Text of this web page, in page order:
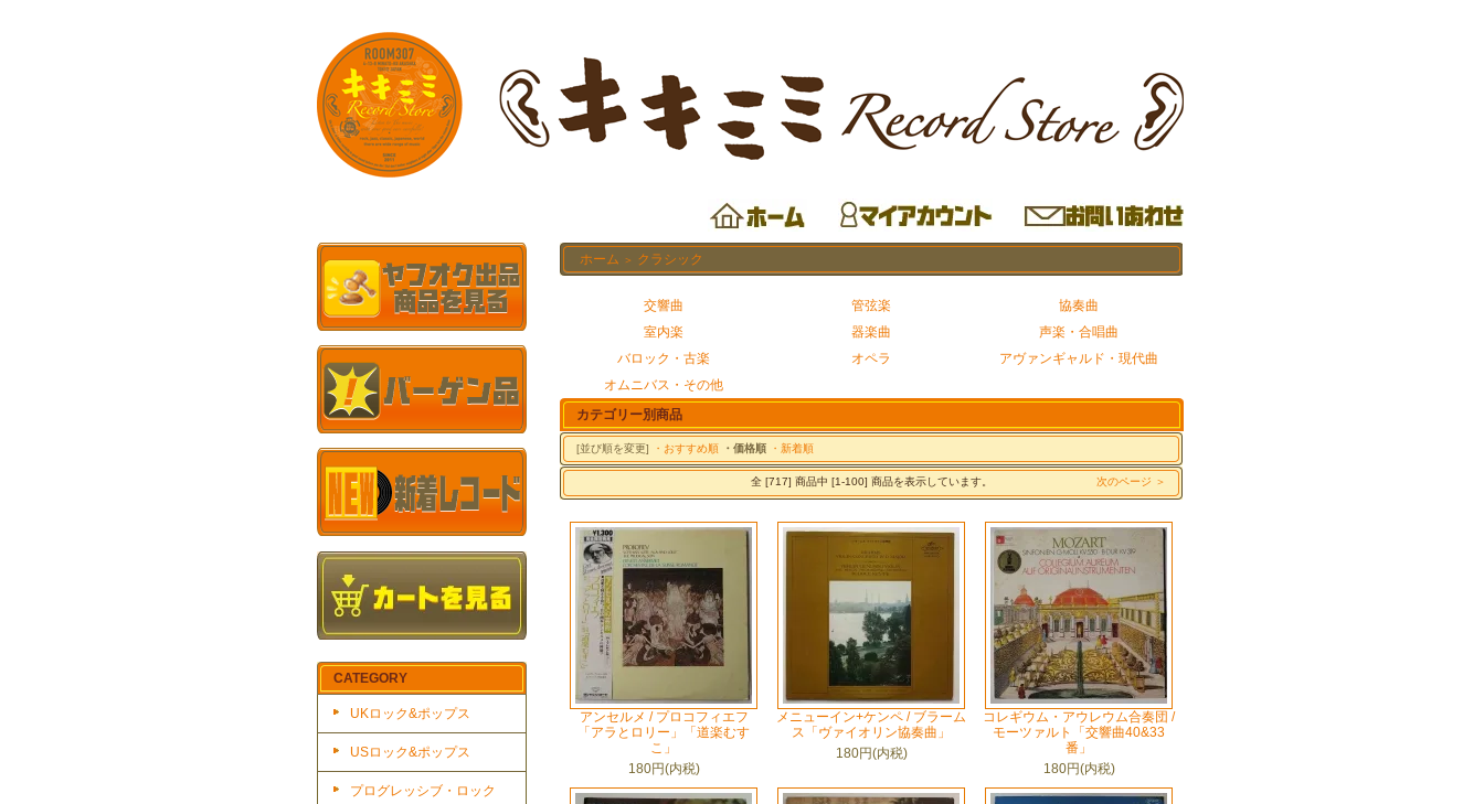
CATEGORY
UKロック&ポップス
USロック&ポップス
プログレッシブ・ロック
ホーム ＞ クラシック
交響曲 管弦楽
協奏曲
室内楽
器楽曲
声楽・合唱曲
バロック・古楽
オペラ
アヴァンギャルド・現代曲
オムニバス・その他
カテゴリー別商品
[並び順を変更] ・おすすめ順 ・価格順 ・新着順
全 [717] 商品中 [1-100] 商品を表示しています。 次のページ ＞
アンセルメ / プロコフィエフ
「アラとロリー」「道楽むす
こ」
180円(内税)
メニューイン+ケンペ / ブラーム
ス「ヴァイオリン協奏曲」
180円(内税)
コレギウム・アウレウム合奏団 /
モーツァルト「交響曲40&33
番」
180円(内税)